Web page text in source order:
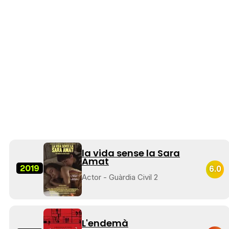
2019
la vida sense la Sara
Amat
Actor - Guàrdia Civil 2
6.0
L'endemà